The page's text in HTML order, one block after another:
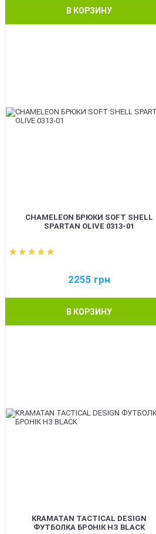
В КОРЗИНУ
CHAMELEON БРЮКИ SOFT SHELL
SPARTAN OLIVE 0313-01
2255 грн
В КОРЗИНУ
KRAMATAN TACTICAL DESIGN
ФУТБОЛКА БРОНІК НЗ BLACK